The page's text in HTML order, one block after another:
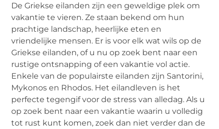
De Griekse eilanden zijn een geweldige plek om
vakantie te vieren. Ze staan bekend om hun
prachtige landschap, heerlijke eten en
vriendelijke mensen. Er is voor elk wat wils op de
Griekse eilanden, of u nu op zoek bent naar een
rustige ontsnapping of een vakantie vol actie.
Enkele van de populairste eilanden zijn Santorini,
Mykonos en Rhodos. Het eilandleven is het
perfecte tegengif voor de stress van alledag. Als u
op zoek bent naar een vakantie waarin u volledig
tot rust kunt komen, zoek dan niet verder dan de